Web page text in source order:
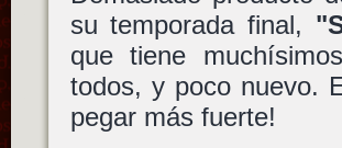
su temporada final,
que tiene
todos, y poco nuevo.
pegar más fuerte!